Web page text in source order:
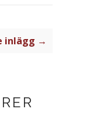
inlägg →